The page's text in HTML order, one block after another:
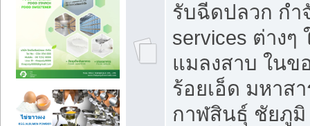
รับฉีดปลวก กำ
services ต่าง
แมลงสาบ ใน
ร้อยเอ็ด มหาส
กาฬสินธุ์ ชัยภู